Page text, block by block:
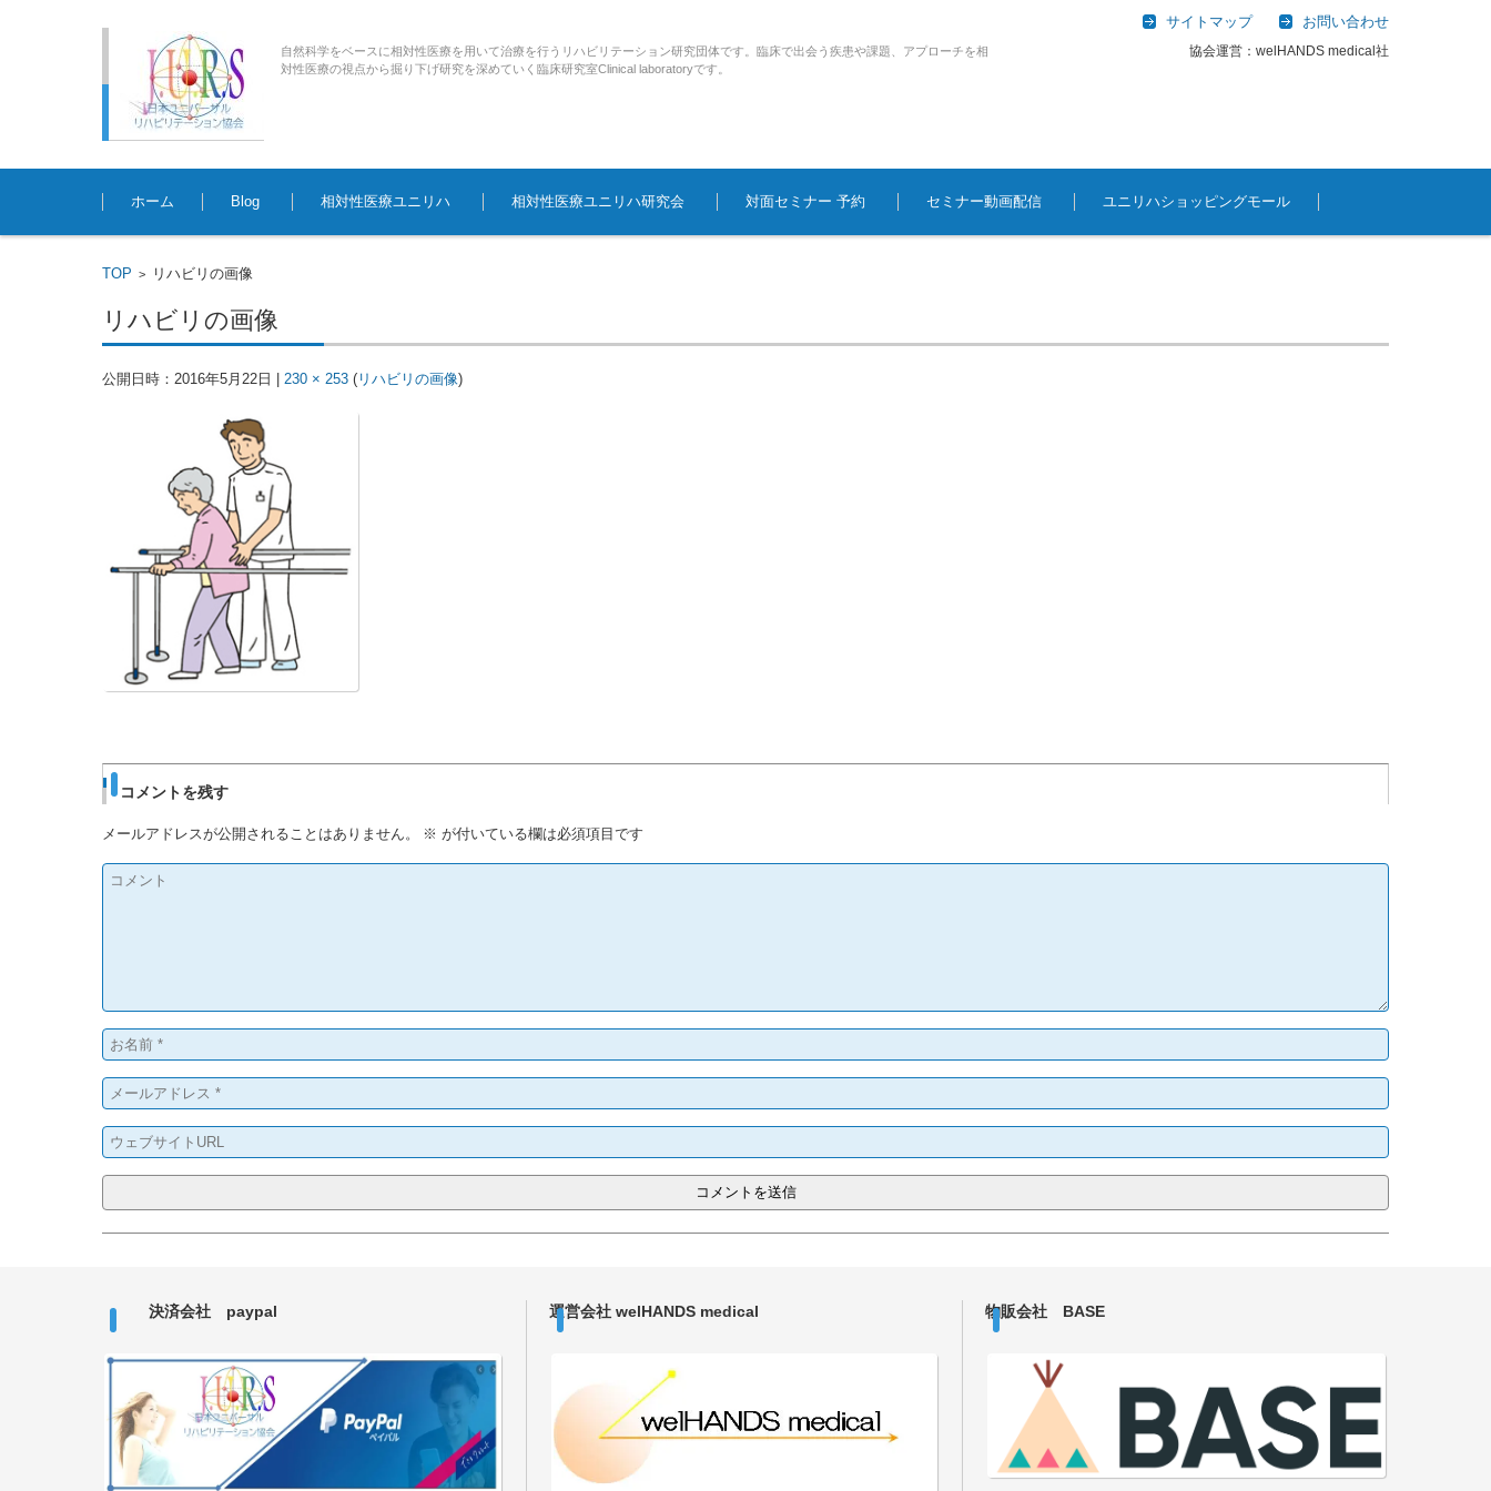
自然科学をベースに相対性医療を用いて治療を行うリハビリテーション研究団体です。臨床で出会う疾患や課題、アプローチを相
対性医療の視点から掘り下げ研究を深めていく臨床研究室Clinical laboratoryです。
サイトマップ お問い合わせ
協会運営：welHANDS medical社
コンテンツに移動
ホーム
Blog 相対性医療ユニリハ 相対性医療ユニリハ研究会 対面セミナー 予約 セミナー動画配信 ユニリハショッピングモール
TOP > リハビリの画像
リハビリの画像
公開日時： 2016年5月22日 230 × 253 ( リハビリの画像)
コメントを残す
メールアドレスが公開されることはありません。 ※ が付いている欄は必須項目です
決済会社 paypal 運営会社 welHANDS medical 物販会社 BASE